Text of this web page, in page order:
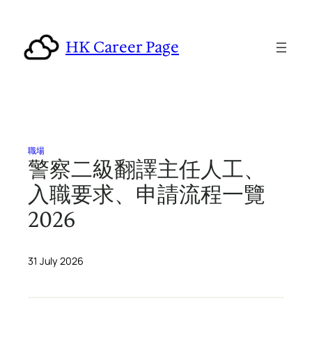
content
HK Career Page
職場
警察二級翻譯主任人工、
入職要求、申請流程一覽
2026
31 July 2026